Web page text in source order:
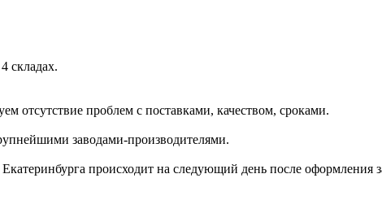
складах.
отсутствие проблем с поставками, качеством, сроками.
заводами-производителями.
происходит на следующий день после оформления